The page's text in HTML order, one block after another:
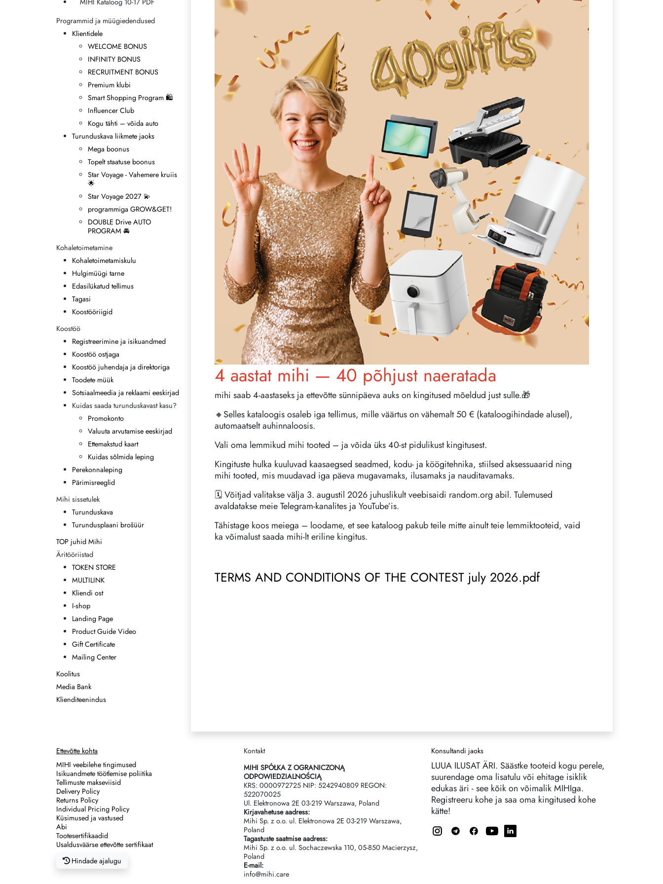
MIHI Kataloog 10-17 PDF
Programmid ja müügiedendused
Klientidele
WELCOME BONUS
INFINITY BONUS
RECRUITMENT BONUS
Premium klubi
Smart Shopping Program 🛍
Influencer Club
Kogu tähti – võida auto
Turunduskava liikmete jaoks
Mega boonus
Topelt staatuse boonus
Star Voyage - Vahemere kruiis
🌟
Star Voyage 2027 💫
programmiga GROW&GET!
DOUBLE Drive AUTO
PROGRAM 🚘
Kohaletoimetamine
Kohaletoimetamiskulu
Hulgimüügi tarne
Edasilükatud tellimus
Tagasi
Koostööriigid
Koostöö
Registreerimine ja isikuandmed
Koostöö ostjaga
Koostöö juhendaja ja direktoriga
Toodete müük
Sotsiaalmeedia ja reklaami eeskirjad
Kuidas saada turunduskavast kasu?
Promokonto
Valuuta arvutamise eeskirjad
Ettemakstud kaart
Kuidas sõlmida leping
Perekonnaleping
Pärimisreeglid
Mihi sissetulek
Turunduskava
Turundusplaani brošüür
TOP juhid Mihi
Äritööriistad
TOKEN STORE
MULTILINK
Kliendi ost
I-shop
Landing Page
Product Guide Video
Gift Certificate
Mailing Center
Koolitus
Media Bank
Klienditeenindus
4 aastat mihi — 40 põhjust naeratada
mihi saab 4-aastaseks ja ettevõtte sünnipäeva auks on kingitused mõeldud just sulle.🎁
🔸Selles kataloogis osaleb iga tellimus, mille väärtus on vähemalt 50 € (kataloogihindade alusel),
automaatselt auhinnaloosis.
Vali oma lemmikud mihi tooted – ja võida üks 40-st pidulikust kingitusest.
Kingituste hulka kuuluvad kaasaegsed seadmed, kodu- ja köögitehnika, stiilsed aksessuaarid ning
mihi tooted, mis muudavad iga päeva mugavamaks, ilusamaks ja nauditavamaks.
🗓 Võitjad valitakse välja 3. augustil 2026 juhuslikult veebisaidi random.org abil. Tulemused
avaldatakse meie Telegram-kanalites ja YouTube’is.
Tähistage koos meiega – loodame, et see kataloog pakub teile mitte ainult teie lemmiktooteid, vaid
ka võimalust saada mihi-lt eriline kingitus.
TERMS AND CONDITIONS OF THE CONTEST july 2026.pdf
Ettevõtte kohta
MIHI veebilehe tingimused
Isikuandmete töötlemise poliitika
Tellimuste makseviisid
Delivery Policy
Returns Policy
Individual Pricing Policy
Küsimused ja vastused
Abi
Tootesertifikaadid
Usaldusväärse ettevõtte sertifikaat
Hindade ajalugu
Kontakt
MIHI SPÓŁKA Z OGRANICZONĄ
ODPOWIEDZIALNOŚCIĄ
KRS: 0000972725 NIP: 5242940809 REGON:
522070025
Ul. Elektronowa 2Е 03-219 Warszawa, Poland
Kirjavahetuse aadress:
Mihi Sp. z o.o. ul. Elektronowa 2Е 03-219 Warszawa,
Poland
Tagastuste saatmise aadress:
Mihi Sp. z o.o. ul. Sochaczewska 110, 05-850 Macierzysz,
Poland
E-mail:
info@mihi.care
Konsultandi jaoks
LUUA ILUSAT ÄRI. Säästke tooteid kogu perele,
suurendage oma lisatulu või ehitage isiklik
edukas äri - see kõik on võimalik MIHIga.
Registreeru kohe ja saa oma kingitused kohe
kätte!